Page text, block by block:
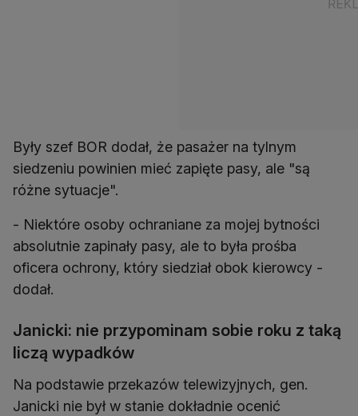
Były szef BOR dodał, że pasażer na tylnym
siedzeniu powinien mieć zapięte pasy, ale "są
różne sytuacje".
- Niektóre osoby ochraniane za mojej bytności
absolutnie zapinały pasy, ale to była prośba
oficera ochrony, który siedział obok kierowcy -
dodał.
Janicki: nie przypominam sobie roku z taką
liczą wypadków
Na podstawie przekazów telewizyjnych, gen.
Janicki nie był w stanie dokładnie ocenić